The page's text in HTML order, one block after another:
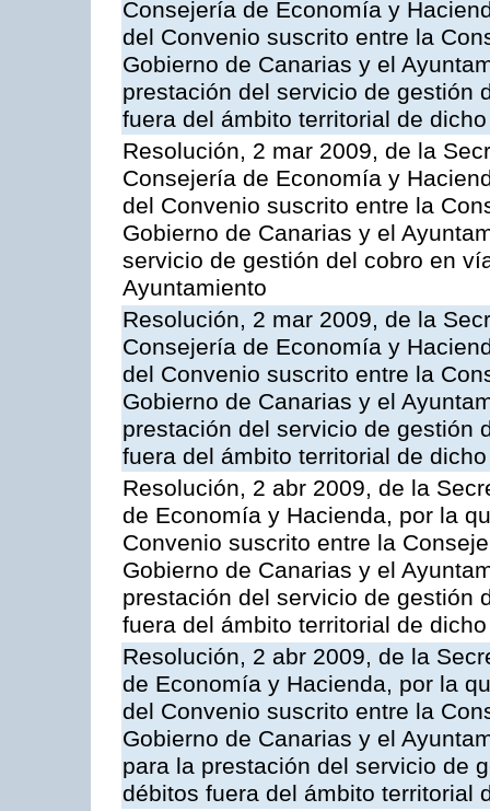
Consejería de Economía y
del Convenio suscrito entre la
Gobierno de Canarias y el
prestación del servicio de gestión
fuera del ámbito territorial de
Resolución, 2 mar 2009, de la
Consejería de Economía y
del Convenio suscrito entre la
Gobierno de Canarias y el
servicio de gestión del cobro en
Ayuntamiento
Resolución, 2 mar 2009, de la
Consejería de Economía y
del Convenio suscrito entre la
Gobierno de Canarias y el
prestación del servicio de gestión
fuera del ámbito territorial de
Resolución, 2 abr 2009, de la
de Economía y Hacienda, por la
Convenio suscrito entre la
Gobierno de Canarias y el
prestación del servicio de gestión
fuera del ámbito territorial de
Resolución, 2 abr 2009, de la
de Economía y Hacienda, por la
del Convenio suscrito entre la
Gobierno de Canarias y el
para la prestación del servicio de
débitos fuera del ámbito territorial